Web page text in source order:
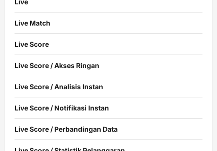
Live
Live Match
Live Score
Live Score / Akses Ringan
Live Score / Analisis Instan
Live Score / Notifikasi Instan
Live Score / Perbandingan Data